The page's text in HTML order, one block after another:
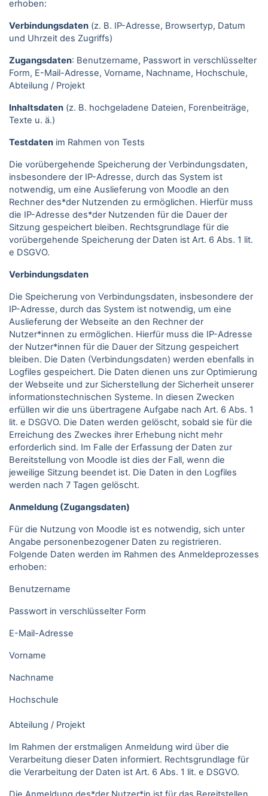
erhoben:
Verbindungsdaten (z. B. IP-Adresse, Browsertyp, Datum
und Uhrzeit des Zugriffs)
Zugangsdaten: Benutzername, Passwort in verschlüsselter
Form, E-Mail-Adresse, Vorname, Nachname, Hochschule,
Abteilung / Projekt
Inhaltsdaten (z. B. hochgeladene Dateien, Forenbeiträge,
Texte u. ä.)
Testdaten im Rahmen von Tests
Die vorübergehende Speicherung der Verbindungsdaten,
insbesondere der IP-Adresse, durch das System ist
notwendig, um eine Auslieferung von Moodle an den
Rechner des*der Nutzenden zu ermöglichen. Hierfür muss
die IP-Adresse des*der Nutzenden für die Dauer der
Sitzung gespeichert bleiben. Rechtsgrundlage für die
vorübergehende Speicherung der Daten ist Art. 6 Abs. 1 lit.
e DSGVO.
Verbindungsdaten
Die Speicherung von Verbindungsdaten, insbesondere der
IP-Adresse, durch das System ist notwendig, um eine
Auslieferung der Webseite an den Rechner der
Nutzer*innen zu ermöglichen. Hierfür muss die IP-Adresse
der Nutzer*innen für die Dauer der Sitzung gespeichert
bleiben. Die Daten (Verbindungsdaten) werden ebenfalls in
Logfiles gespeichert. Die Daten dienen uns zur Optimierung
der Webseite und zur Sicherstellung der Sicherheit unserer
informationstechnischen Systeme. In diesen Zwecken
erfüllen wir die uns übertragene Aufgabe nach Art. 6 Abs. 1
lit. e DSGVO. Die Daten werden gelöscht, sobald sie für die
Erreichung des Zweckes ihrer Erhebung nicht mehr
erforderlich sind. Im Falle der Erfassung der Daten zur
Bereitstellung von Moodle ist dies der Fall, wenn die
jeweilige Sitzung beendet ist. Die Daten in den Logfiles
werden nach 7 Tagen gelöscht.
Anmeldung (Zugangsdaten)
Für die Nutzung von Moodle ist es notwendig, sich unter
Angabe personenbezogener Daten zu registrieren.
Folgende Daten werden im Rahmen des Anmeldeprozesses
erhoben:
Benutzername
Passwort in verschlüsselter Form
E-Mail-Adresse
Vorname
Nachname
Hochschule
Abteilung / Projekt
Im Rahmen der erstmaligen Anmeldung wird über die
Verarbeitung dieser Daten informiert. Rechtsgrundlage für
die Verarbeitung der Daten ist Art. 6 Abs. 1 lit. e DSGVO.